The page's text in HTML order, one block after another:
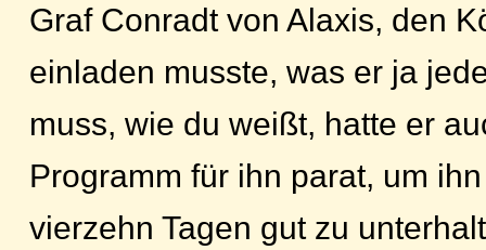
Graf Conradt von Alaxis, den
einladen musste, was er ja
muss, wie du weißt, hatte er
Programm für ihn parat, um
vierzehn Tagen gut zu